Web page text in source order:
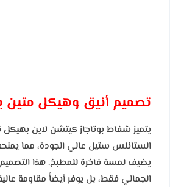
تصميم أنيق وهيكل متين
يتميز شفاط بوتاجاز كيتشن لاين
الستانلس ستيل عالي الجودة، مما
يضيف لمسة فاخرة للمطبخ. هذا
الجمالي فقط، بل يوفر أيضاً مقاومة